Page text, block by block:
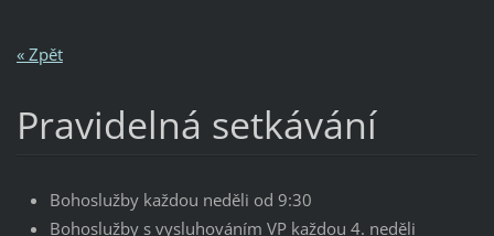
« Zpět
Pravidelná setkávání
Bohoslužby každou neděli od 9:30
Bohoslužby s vysluhováním VP každou 4. neděli